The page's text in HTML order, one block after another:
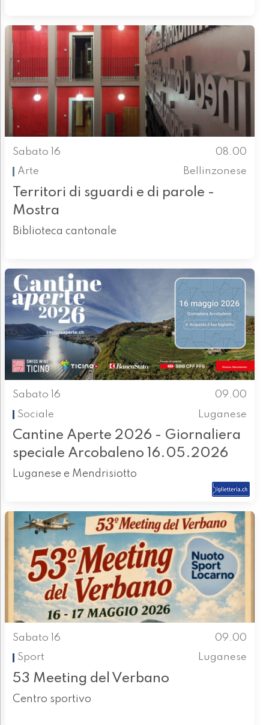
Sabato 16
08.00
Arte
Bellinzonese
Territori di sguardi e di parole -
Mostra
Biblioteca cantonale
Sabato 16
09.00
Sociale
Luganese
Cantine Aperte 2026 - Giornaliera
speciale Arcobaleno 16.05.2026
Luganese e Mendrisiotto
Sabato 16
09.00
Sport
Luganese
53 Meeting del Verbano
Centro sportivo